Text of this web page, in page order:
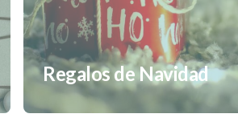
Regalos de Navidad